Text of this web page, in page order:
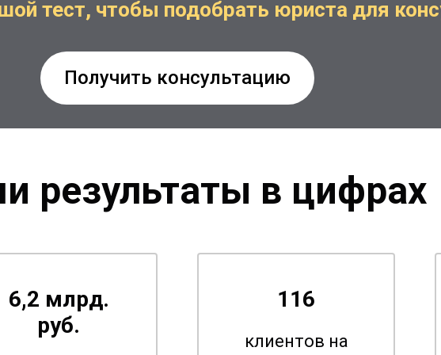
тест, чтобы подобрать юриста для
Получить консультацию
результаты в цифрах
6,2 млрд.
руб.
116
клиентов на